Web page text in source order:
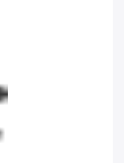
mit
unsere
Reihe